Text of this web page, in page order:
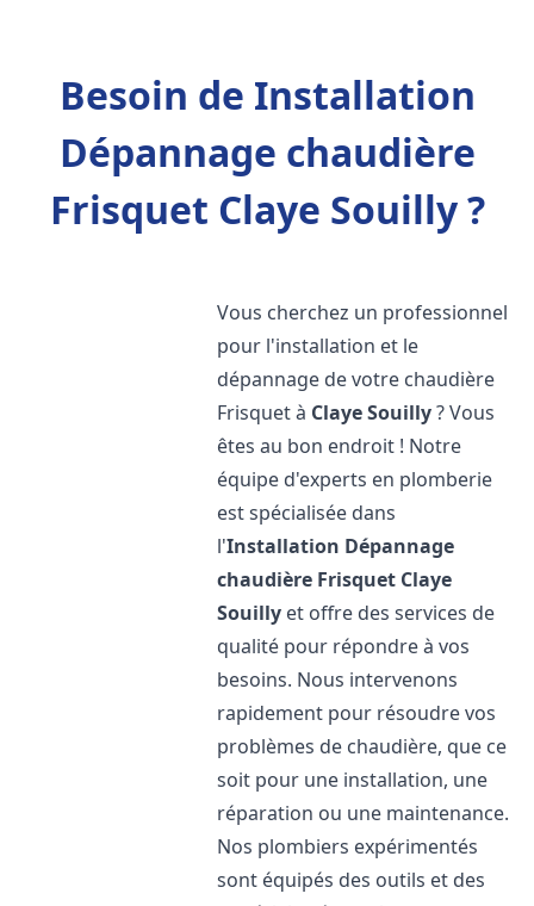
Besoin de Installation
Dépannage chaudière
Frisquet Claye Souilly ?
Vous cherchez un professionnel
pour l'installation et le
dépannage de votre chaudière
Frisquet à Claye Souilly? Vous
êtes au bon endroit ! Notre
équipe d'experts en plomberie
est spécialisée dans
l'Installation Dépannage
chaudière Frisquet Claye
Souilly et offre des services de
qualité pour répondre à vos
besoins. Nous intervenons
rapidement pour résoudre vos
problèmes de chaudière, que ce
soit pour une installation, une
réparation ou une maintenance.
Nos plombiers expérimentés
sont équipés des outils et des